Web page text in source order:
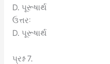
D. પૂરૂષાર્થ
ઉત્તરઃ
D. પૂરૂષાર્થ
પ્રશ્ન 7.